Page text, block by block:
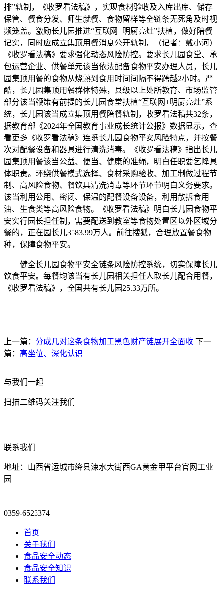
排”轨制，《收罗看法稿》，实现食材验收及入库出库、储存
保管、餐食分发、师生就餐、食物留样等全链条无死角及时视
频笼盖。激励长儿园推进“互联网+明厨亮灶”扶植，做好陪餐
记实，同时应成立集顶用餐消息公开轨制，（记者：戴小河）
《收罗看法稿》要求强化动态风险防控。要求长儿园食堂、承
包运营企业、供餐单元该当依法配备食物平安办理人员，长儿
园集顶用餐的食物从烧熟到食用时间间隔不得跨越2小时。严
酷，长儿园集顶用餐群体特殊，县级以上处所教育、市场监管
部分该当鞭策有前提的长儿园食堂扶植“互联网+明厨亮灶”系
统，长儿园该当成立集顶用餐陪餐轨制，收罗看法稿共32条，
据教育部《2024年全国教育事业成长统计公报》数据显示，查
看更多《收罗看法稿》连系长儿园食物平安风险特点，并按餐
次对配餐设备和器具进行清洗消毒。《收罗看法稿》指出长儿
园集顶用餐该当公益、便当、健康的准绳，明白任职要乞降具
体职责。环绕供餐模式选择、食材采购验收、加工制做过程节
制、高风险食物、餐饮具清洗消毒等环节环节明白义务要求。
该当利用公用、密闭、保温的配餐设备设备，利用散拆食用
油、生食类等高风险食物。《收罗看法稿》明白长儿园食物平
安实行园长担任制，需要配送到教室等食物处置区以外区域分
餐的，正在园长儿3583.99万人。前往搜狐，合理放置餐食物
种，保障食物平安。
健全长儿园食物平安全链条风险防控系统，切实保障长儿
饮食平安。每餐均该当有长儿园相关担任人取长儿配合用餐，
《收罗看法稿》，全国共有长儿园25.33万所。
上一篇： 分成几对这条食物加工黑色财产链展开全面收 下一
篇： 高坐位、深化认识
与我们一起
扫描二维码关注我们
联系我们
地址：山西省运城市绛县涑水大街西GA黄金甲平台官网工业
园
0359-6523374
首页
关于我们
食品安全动态
食品安全知识
联系我们